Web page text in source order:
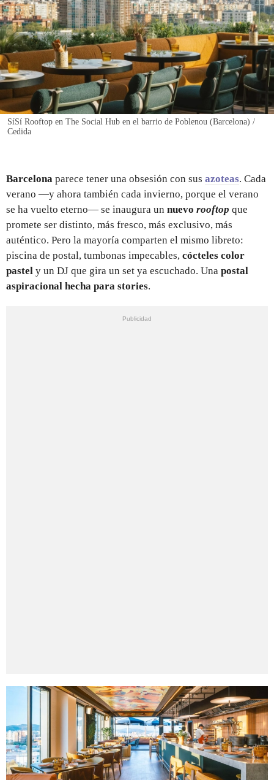
SíSí Rooftop en The Social Hub en el barrio de Poblenou (Barcelona) /
Cedida
Barcelona parece tener una obsesión con sus azoteas. Cada
verano —y ahora también cada invierno, porque el verano
se ha vuelto eterno— se inaugura un nuevo rooftop que
promete ser distinto, más fresco, más exclusivo, más
auténtico. Pero la mayoría comparten el mismo libreto:
piscina de postal, tumbonas impecables, cócteles color
pastel y un DJ que gira un set ya escuchado. Una postal
aspiracional hecha para stories.